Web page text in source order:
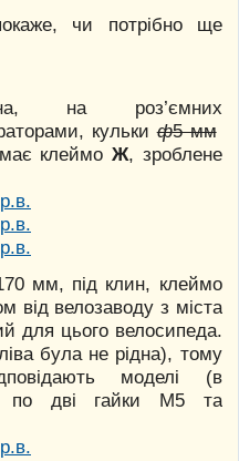
чи потрібно ще
на роз’ємних
кулькиф5 мм
клеймо Ж, зроблене
мм, під клин, клеймо
від велозаводу з міста
для цього велосипеда.
була не рідна), тому
моделі (в
по дві гайки М5 та